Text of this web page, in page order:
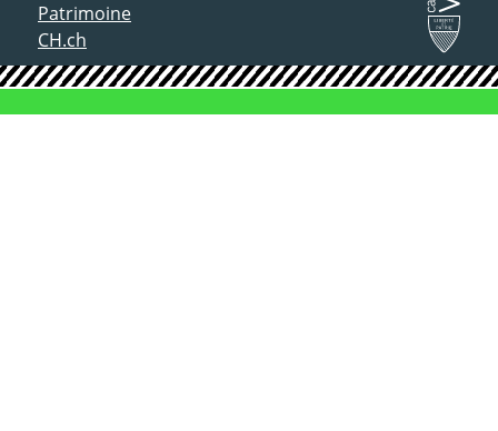
Patrimoine
CH.ch